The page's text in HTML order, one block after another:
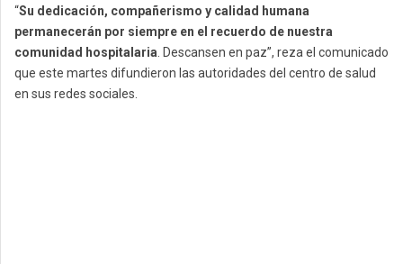
“Su dedicación, compañerismo y calidad humana
permanecerán por siempre en el recuerdo de nuestra
comunidad hospitalaria . Descansen en paz”, reza el comunicado
que este martes difundieron las autoridades del centro de salud
en sus redes sociales.